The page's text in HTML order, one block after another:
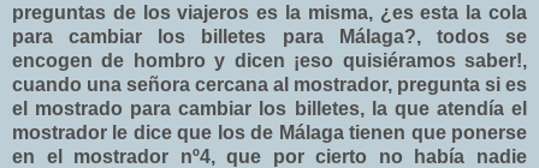
preguntas de los viajeros es la misma, ¿es esta la cola
para cambiar los billetes para Málaga?, todos se
encogen de hombro y dicen ¡eso quisiéramos saber!,
cuando una señora cercana al mostrador, pregunta si es
el mostrado para cambiar los billetes, la que atendía el
mostrador le dice que los de Málaga tienen que ponerse
en el mostrador nº4, que por cierto no había nadie